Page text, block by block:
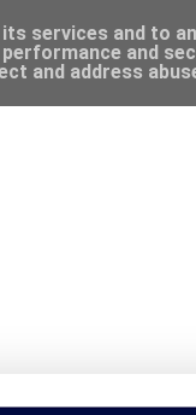
services and to
and
and address